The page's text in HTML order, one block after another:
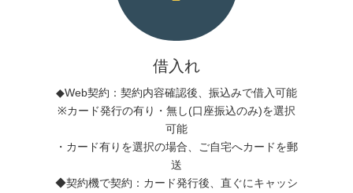
借入れ
◆Web契約：契約内容確認後、振込みで借入可能
※カード発行の有り・無し(口座振込のみ)を選択
可能
・カード有りを選択の場合、ご自宅へカードを郵
送
◆契約機で契約：カード発行後、直ぐにキャッシ